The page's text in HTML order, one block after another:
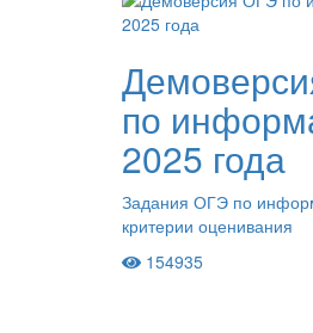
по
2025 года
Задания ОГЭ по
критерии оценивания
154935